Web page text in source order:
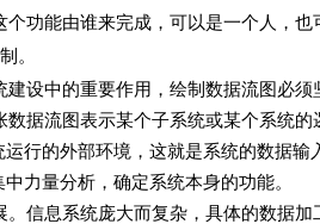
能由谁来完成，可以是一个人，也
。
中的重要作用，绘制数据流图必须
流图表示某个子系统或某个系统的
行的外部环境，这就是系统的数据
力量分析，确定系统本身的功能。
息系统庞大而复杂，具体的数据加